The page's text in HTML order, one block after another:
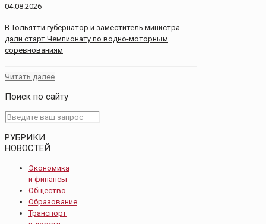
04.08.2026
В Тольятти губернатор и заместитель министра
дали старт Чемпионату по водно-моторным
соревнованиям
Читать далее
Поиск по сайту
РУБРИКИ
НОВОСТЕЙ
Экономика
и финансы
Общество
Образование
Транспорт